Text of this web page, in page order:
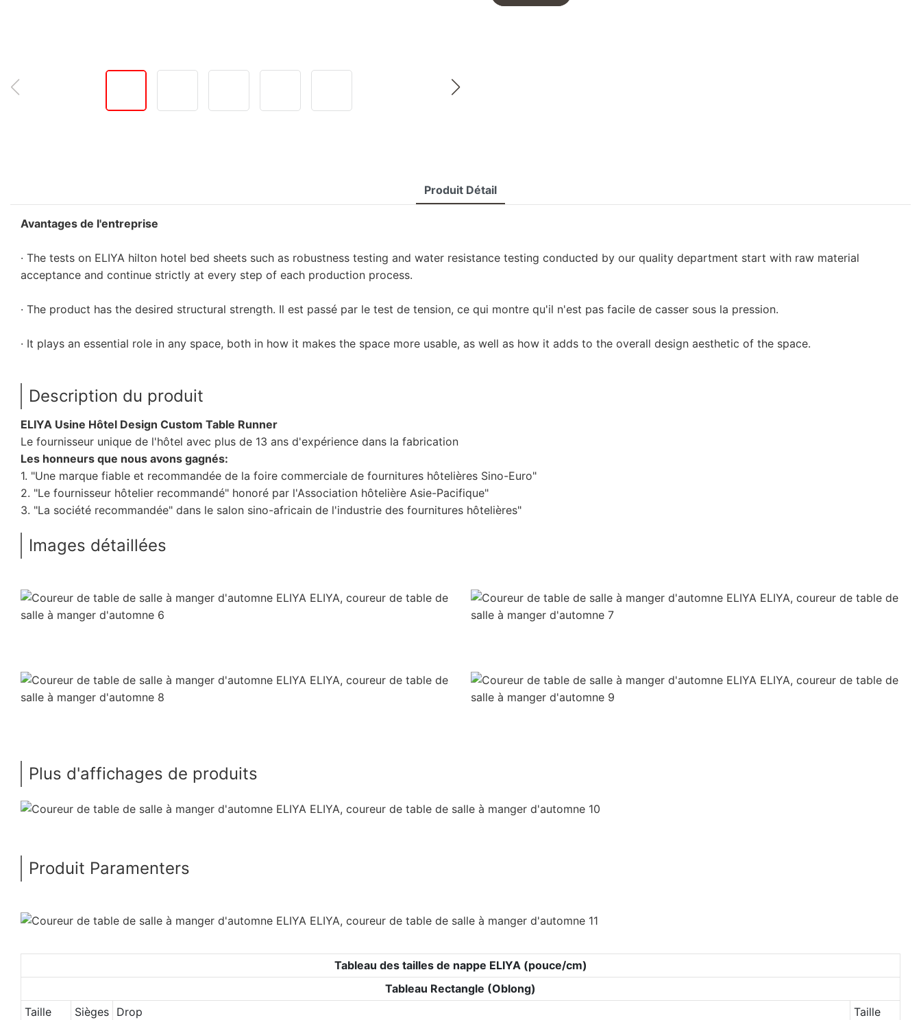
Produit Détail
Avantages de l'entreprise
· The tests on ELIYA hilton hotel bed sheets such as robustness testing and water resistance testing conducted by our quality department start with raw material
acceptance and continue strictly at every step of each production process.
· The product has the desired structural strength. Il est passé par le test de tension, ce qui montre qu'il n'est pas facile de casser sous la pression.
· It plays an essential role in any space, both in how it makes the space more usable, as well as how it adds to the overall design aesthetic of the space.
Description du produit
ELIYA Usine Hôtel Design Custom Table Runner
Le fournisseur unique de l'hôtel avec plus de 13 ans d'expérience dans la fabrication
Les honneurs que nous avons gagnés:
1. "Une marque fiable et recommandée de la foire commerciale de fournitures hôtelières Sino-Euro"
2. "Le fournisseur hôtelier recommandé" honoré par l'Association hôtelière Asie-Pacifique"
3. "La société recommandée" dans le salon sino-africain de l'industrie des fournitures hôtelières"
Images détaillées
Plus d'affichages de produits
Produit Paramenters
Tableau des tailles de nappe ELIYA (pouce/cm)
Tableau Rectangle (Oblong)
Taille
Sièges Drop
Taille